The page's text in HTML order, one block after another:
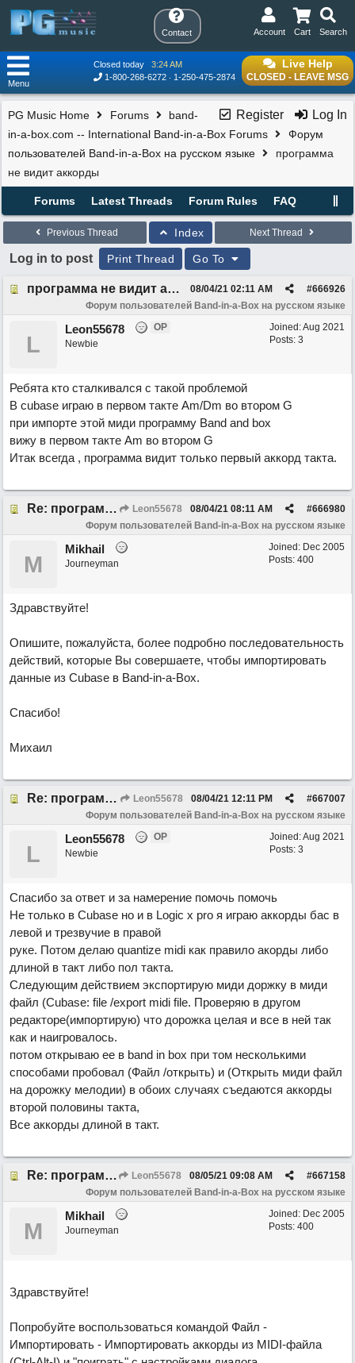
Contact Search
Cart
Account
Live Help
CLOSED - LEAVE MSG
Closed today
3:24 AM
1-800-268-6272
1-250-475-2874
Menu
Register Log In
PG Music Home Forums
band-
in-a-box.com -- International Band-in-a-Box Forums
Форум
пользователей Band-in-a-Box на русском языке
программа
не видит аккорды
Forums Latest Threads Forum Rules FAQ
Previous Thread Index Next Thread
Log in to post Print Thread Go To
программа не видит аккорды #666926
08/04/21 02:11 AM
Форум пользователей Band-in-a-Box на русском языке
Joined:Aug 2021
Posts: 3
L
Leon55678
OP
Newbie
Ребята кто сталкивался с такой проблемой
В cubase играю в первом такте Am/Dm во втором G
при импорте этой миди программу Band and box
вижу в первом такте Am во втором G
Итак всегда , программа видит только первый аккорд такта.
Re: программа не видит аккорды Leon55678 #666980
08/04/21 08:11 AM
Форум пользователей Band-in-a-Box на русском языке
Joined: Dec 2005
Posts: 400
M
Mikhail
Journeyman
Здравствуйте!
Опишите, пожалуйста, более подробно последовательность
действий, которые Вы совершаете, чтобы импортировать
данные из Cubase в Band-in-a-Box.
Спасибо!
Михаил
Re: программа не видит аккорды Leon55678 #667007
08/04/21 12:11 PM
Форум пользователей Band-in-a-Box на русском языке
Joined:Aug 2021
Posts: 3
L
Leon55678
OP
Newbie
Спасибо за ответ и за намерение помочь помочь
Не только в Cubase но и в Logic x pro я играю аккорды бас в
левой и трезвучие в правой
руке. Потом делаю quantize midi как правило акорды либо
длиной в такт либо пол такта.
Следующим действием экспортирую миди доржку в миди
файл (Cubase: file /export midi file. Проверяю в другом
редакторе(импортирую) что дорожка целая и все в ней так
как и наигровалось.
потом открываю ее в band in box при том несколькими
способами пробовал (Файл /открыть) и (Открыть миди файл
на дорожку мелодии) в обоих случаях съедаются аккорды
второй половины такта,
Все аккорды длиной в такт.
Re: программа не видит аккорды Leon55678 #667158
08/05/21 09:08 AM
Форум пользователей Band-in-a-Box на русском языке
Joined: Dec 2005
Posts: 400
M
Mikhail
Journeyman
Здравствуйте!
Попробуйте воспользоваться командой Файл -
Импортировать - Импортировать аккорды из MIDI-файла